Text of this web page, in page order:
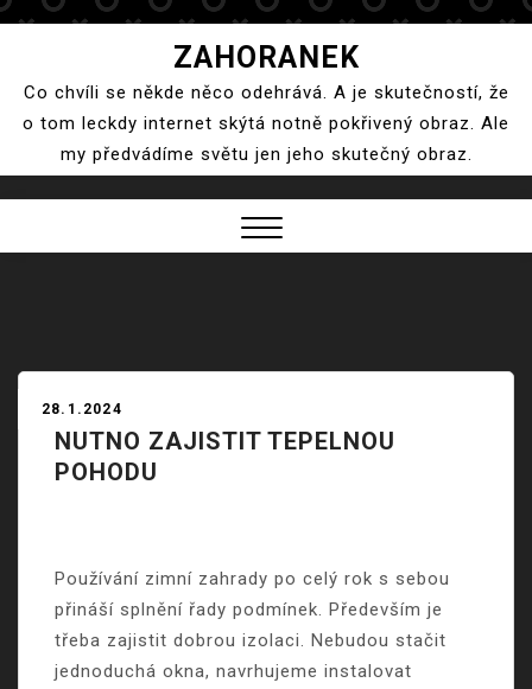
content
ZAHORANEK
Co chvíli se někde něco odehrává. A je skutečností, že
o tom leckdy internet skýtá notně pokřivený obraz. Ale
my předvádíme světu jen jeho skutečný obraz.
NUTNO ZAJISTIT TEPELNOU
POHODU
28.1.2024
Používání zimní zahrady po celý rok s sebou
přináší splnění řady podmínek. Především je
třeba zajistit dobrou izolaci. Nebudou stačit
jednoduchá okna, navrhujeme instalovat